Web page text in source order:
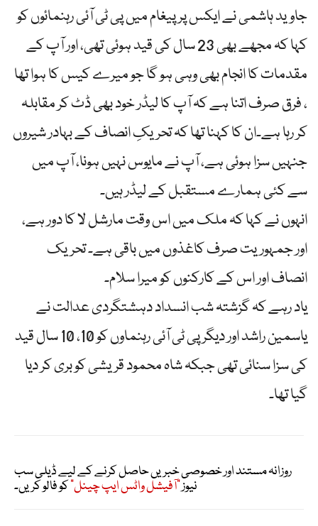
جاوید ہاشمی نے ایکس پر پیغام میں پی ٹی آئی رہنمائوں کو
کہا کہ مجھے بھی 23 سال کی قید ہوئی تھی، اور آپ کے
مقدمات کا انجام بھی وہی ہو گا جو میرے کیس کا ہوا تھا
، فرق صرف اتنا ہے کہ آپ کا لیڈر خود بھی ڈٹ کر مقابلہ
کر رہا ہے۔ان کا کہنا تھا کہ تحریکِ انصاف کے بہادر شیروں
جنہیں سزا ہوئی ہے، آپ نے مایوس نہیں ہونا، آپ میں
سے کئی ہمارے مستقبل کے لیڈر ہیں۔
انہوں نے کہا کہ ملک میں اس وقت مارشل لا کا دور ہے،
اور جمہوریت صرف کاغذوں میں باقی ہے۔ تحریک
انصاف اور اس کے کارکنوں کو میرا سلام۔
یاد رہے کہ گزشتہ شب انسداد دہشتگردی عدالت نے
یاسمین راشد اور دیگر پی ٹی آئی رہنماوں کو 10، 10 سال قید
کی سزا سنائی تھی جبکہ شاہ محمود قریشی کو بری کر دیا
گیا تھا۔
روزانہ مستند اور خصوصی خبریں حاصل کرنے کے لیے ڈیلی سب
نیوز"آفیشل واٹس ایپ چینل"کو فالو کریں۔